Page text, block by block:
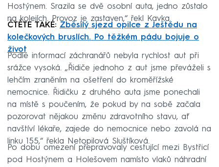
Hostýnem. Srazila se dvě osobní auta, jedno zůstalo
na kolejích. Provoz je zastaven,“ řekl Kavka.
ČTĚTE TAKÉ: Zběsilý sjezd opilce z Ještědu na
kolečkových bruslích. Po těžkém pádu bojuje o
život
Podle informací záchranářů nebyla rychlost aut při
srážce vysoká. „Řidiče jednoho z aut jsme převáželi s
lehčím zraněním na ošetření do kroměřížské
nemocnice. Řidičku z druhého auta jsme ponechali
na místě s poučením, že pokud by na sobě začala
pozorovat nějakou změnu zdravotního stavu, ať
navštíví lékaře, zajede do nemocnice nebo zavolá na
linku 155,“ řekla Netopilová Sluštíková.
Po dobu omezení přepravovaly cestující mezi Bystřicí
pod Hostýnem a Holešovem namísto vlaků náhradní